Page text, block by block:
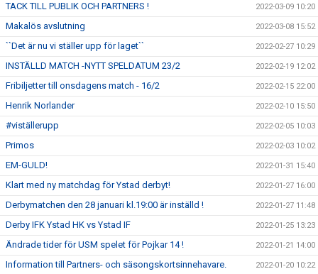
TACK TILL PUBLIK OCH PARTNERS ! 2022-03-09 10:20
Makalös avslutning 2022-03-08 15:52
``Det är nu vi ställer upp för laget`` 2022-02-27 10:29
INSTÄLLD MATCH -NYTT SPELDATUM 23/2 2022-02-19 12:02
Fribiljetter till onsdagens match - 16/2 2022-02-15 22:00
Henrik Norlander 2022-02-10 15:50
#viställerupp 2022-02-05 10:03
Primos 2022-02-03 10:02
EM-GULD! 2022-01-31 15:40
Klart med ny matchdag för Ystad derbyt! 2022-01-27 16:00
Derbymatchen den 28 januari kl.19:00 är inställd ! 2022-01-27 11:48
Derby IFK Ystad HK vs Ystad IF 2022-01-25 13:23
Ändrade tider för USM spelet för Pojkar 14 ! 2022-01-21 14:00
Information till Partners- och säsongskortsinnehavare. 2022-01-20 10:22